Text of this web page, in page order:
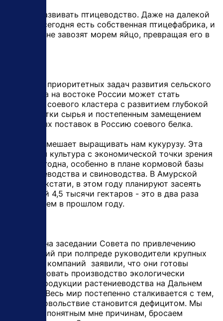
Можно развивать птицеводство. Даже на далекой
Чукотке сегодня есть собственная птицефабрика, и
туда уже не завозят морем яйцо, превращая его в
Одной из приоритетных задач развития сельского
хозяйства на востоке России может стать
создание соевого кластера с развитием глубокой
переработки сырья и постепенным замещением
импортных поставок в Россию соевого белка.
Ничто не мешает выращивать нам кукурузу. Эта
фуражная культура с экономической точки зрения
очень выгодна, особенно в плане кормовой базы
для птицеводства и свиноводства. В Амурской
области, кстати, в этом году планируют засеять
кукурузой 4,5 тысячи гектаров - это в два раза
больше, чем в прошлом году.
Недавно на заседании Совета по привлечению
инвестиций при полпреде руководители крупных
японских компаний заявили, что они готовы
стимулировать производство экологически
чистой продукции растениеводства на Дальнем
Востоке. Весь мир постепенно сталкивается с тем,
что продовольствие становится дефицитом. Мы
же, по не понятным мне причинам, бросаем